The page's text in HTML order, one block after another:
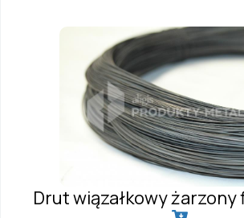
Drut wiązałkowy żarzony